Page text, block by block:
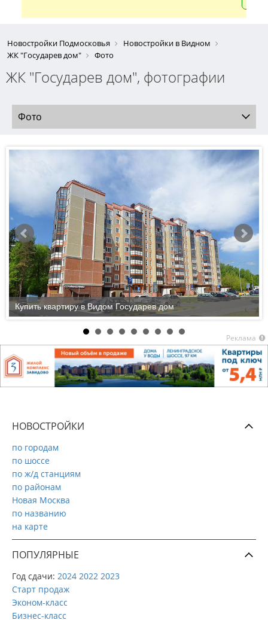
Новостройки Подмосковья
Новостройки в Видном
ЖК "Государев дом"
Фото
ЖК "Государев дом", фотографии
Фото
Купить квартиру в Видом Государев дом
Реклама
НОВОСТРОЙКИ
по городам
по шоссе
по ж/д станциям
по районам
Новая Москва
по названию
на карте
ПОПУЛЯРНЫЕ
Год сдачи: 2024 2022 2023
Старт продаж
Эконом-класс
Бизнес-класс